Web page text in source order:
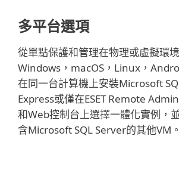
多平台選項
從單點保護和管理在物理或虛擬環
Windows，macOS，Linux，
在同一台計算機上安裝Microsoft
Express或僅在ESET Remote
和Web控制台上選擇一體化實例，
含Microsoft SQL Server的其他VM。